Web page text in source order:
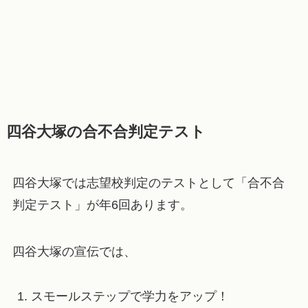
四谷大塚の合不合判定テスト
四谷大塚では志望校判定のテストとして「合不合
判定テスト」が年6回あります。
四谷大塚の宣伝では、
スモールステップで学力をアップ！